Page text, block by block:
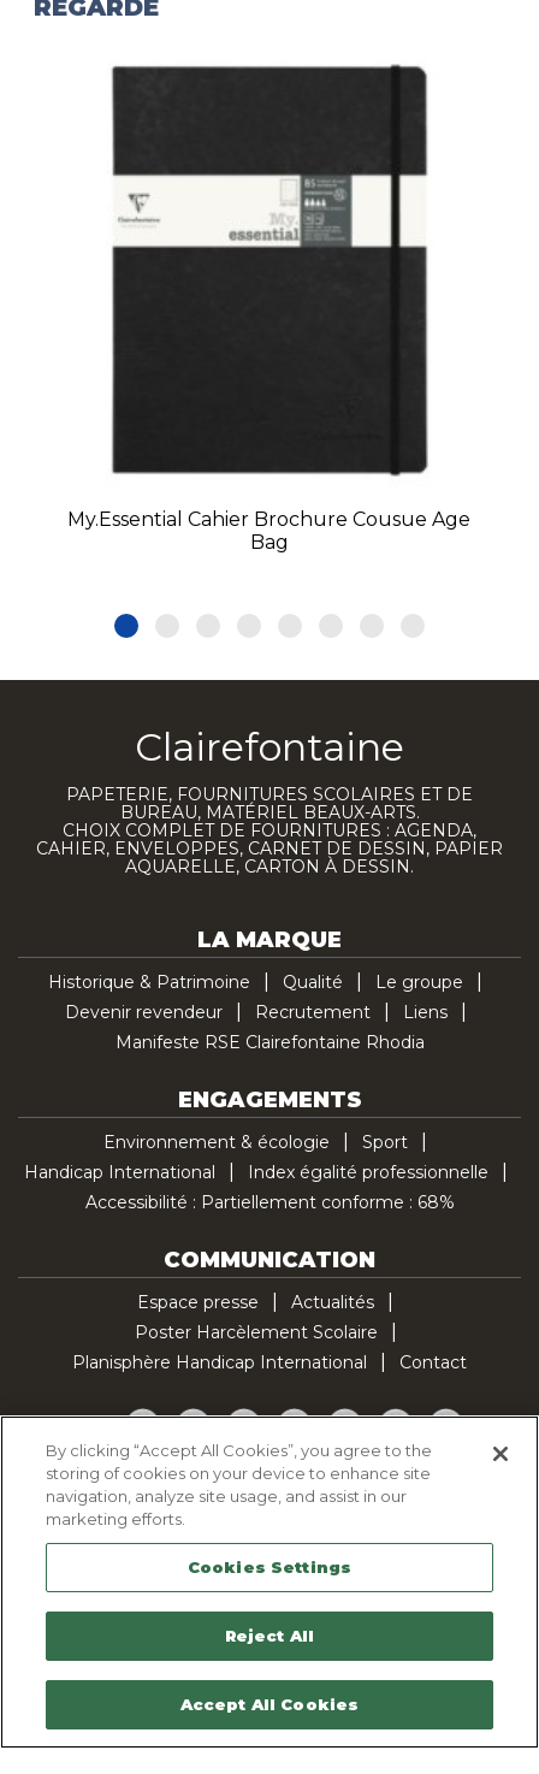
REGARDÉ
My.Essential Cahier Brochure Cousue Age
Bag
Clairefontaine
PAPETERIE, FOURNITURES SCOLAIRES ET DE
BUREAU, MATÉRIEL BEAUX-ARTS.
CHOIX COMPLET DE FOURNITURES : AGENDA,
CAHIER, ENVELOPPES, CARNET DE DESSIN, PAPIER
AQUARELLE, CARTON À DESSIN.
LA MARQUE
Historique & Patrimoine Qualité
Le groupe
Devenir revendeur
Recrutement
Liens
Manifeste RSE Clairefontaine Rhodia
ENGAGEMENTS
Environnement & écologie
Sport
Handicap International
Index égalité professionnelle
Accessibilité : Partiellement conforme : 68%
COMMUNICATION
Espace presse
Actualités
Poster Harcèlement Scolaire
Planisphère Handicap International
Contact
Facebook
TwitterYouTubePinterestInstagramLinkedInTikTok
Politique d'utilisation des cookies
Politique de confidentialité
Mentions légales
Plan du site
Contactez-nous
By clicking “Accept All Cookies”, you agree to the
storing of cookies on your device to enhance site
navigation, analyze site usage, and assist in our
marketing efforts.
Cookies Settings
Reject All
Accept All Cookies